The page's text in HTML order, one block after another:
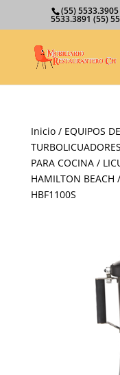
(55)
5533.3891 (55)
Inicio/ EQUIPOS
PARA COCINA/
HAMILTON BEACH
HBF1100S